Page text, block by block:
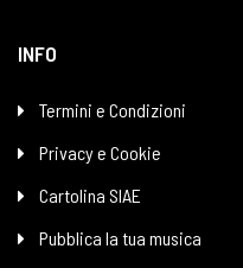
INFO
Termini e Condizioni
Privacy e Cookie
Cartolina SIAE
Pubblica la tua musica